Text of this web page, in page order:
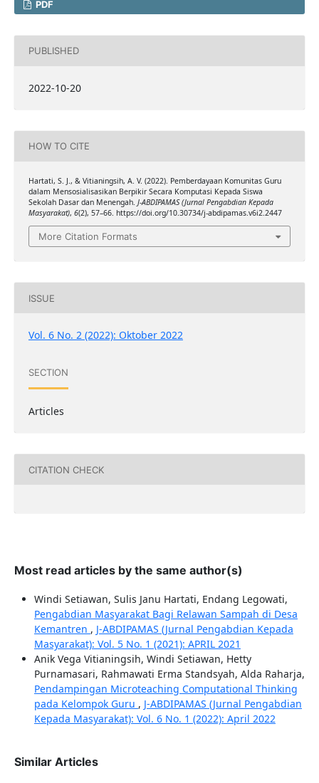
PDF
PUBLISHED
2022-10-20
HOW TO CITE
Hartati, S. J., & Vitianingsih, A. V. (2022). Pemberdayaan Komunitas Guru
dalam Mensosialisasikan Berpikir Secara Komputasi Kepada Siswa
Sekolah Dasar dan Menengah. J-ABDIPAMAS (Jurnal Pengabdian Kepada
Masyarakat), 6(2), 57–66. https://doi.org/10.30734/j-abdipamas.v6i2.2447
More Citation Formats
ISSUE
Vol. 6 No. 2 (2022): Oktober 2022
SECTION
Articles
CITATION CHECK
Most read articles by the same author(s)
Windi Setiawan, Sulis Janu Hartati, Endang Legowati,
Pengabdian Masyarakat Bagi Relawan Sampah di Desa
Kemantren , J-ABDIPAMAS (Jurnal Pengabdian Kepada
Masyarakat): Vol. 5 No. 1 (2021): APRIL 2021
Anik Vega Vitianingsih, Windi Setiawan, Hetty
Purnamasari, Rahmawati Erma Standsyah, Alda Raharja,
Pendampingan Microteaching Computational Thinking
pada Kelompok Guru , J-ABDIPAMAS (Jurnal Pengabdian
Kepada Masyarakat): Vol. 6 No. 1 (2022): April 2022
Similar Articles